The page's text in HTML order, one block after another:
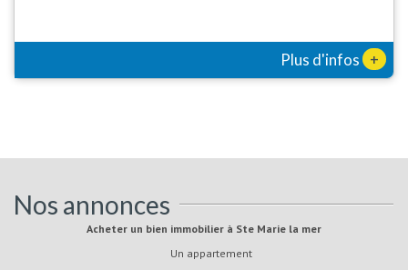
Plus d'infos +
Nos annonces
Acheter un bien immobilier à Ste Marie la mer
Un appartement